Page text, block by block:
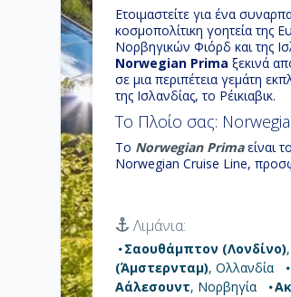
Ετοιμαστείτε για ένα
κοσμοπολίτικη γοητεία της
Νορβηγικών Φιόρδ και της
Norwegian Prima ξεκινά
σε μια περιπέτεια γεμάτη
της Ισλανδίας, το Ρέικιαβικ.
Το Πλοίο σας:
Το Norwegian Primaείναι
Norwegian Cruise Line,
επαναπροσδιορίζει την
εξωτερικούς χώρους,
μεγαλύτερο καρτ-πίστα στη
κάθε στιγμή εν πλω είναι
μόνο το Norwegian Prima
Ευρώπης.
Λιμάνια:
Σαουθάμπτον (Λονδίνο)
(Άμστερνταμ), Ολλανδία
Αάλεσουντ, Νορβηγία